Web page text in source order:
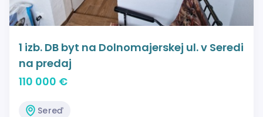
1 izb. DB byt na Dolnomajerskej ul. v Seredi
na predaj
110 000 €
Sereď